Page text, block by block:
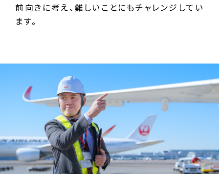
前向きに考え、難しいことにもチャレンジしてい
ます。